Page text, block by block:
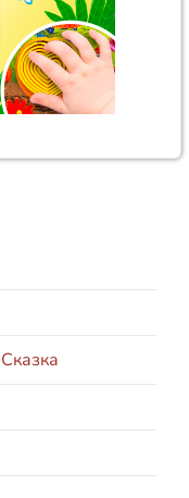
Сказка